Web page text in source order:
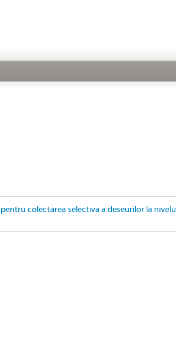
colectarea selectiva a deseurilor la nivelul